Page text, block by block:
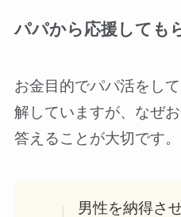
パパから応援しても
お金目的でパパ活をし
解していますが、なぜ
答えることが大切です。
男性を納得さ